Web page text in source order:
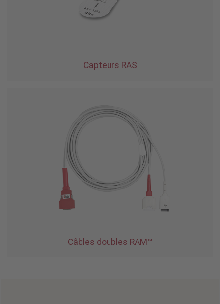
Capteurs RAS
Câbles doubles RAM™